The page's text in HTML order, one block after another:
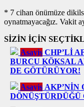
* 7 cihan önümüze
oynatmayacağız. Vakit
SİZİN İÇİN
Asayiş CHP’Lİ
BURCU KÖKSAL
DE GÖTÜRÜYOR!
Asayiş AKP’NİN
DÖNÜŞTÜRDÜĞÜ